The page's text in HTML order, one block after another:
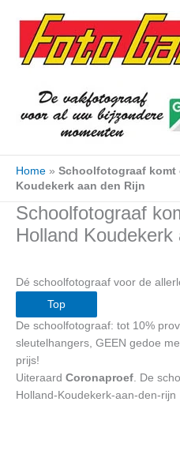
naar
inhoud
Home » Schoolfotograaf komt
Koudekerk aan den Rijn
Schoolfotograaf
Holland Koudekerk
Dé schoolfotograaf voor de
Top
De schoolfotograaf: tot 10%
sleutelhangers, GEEN gedoe
prijs!
Uiteraard Coronaproef . De
Holland-Koudekerk-aan-den-rijn